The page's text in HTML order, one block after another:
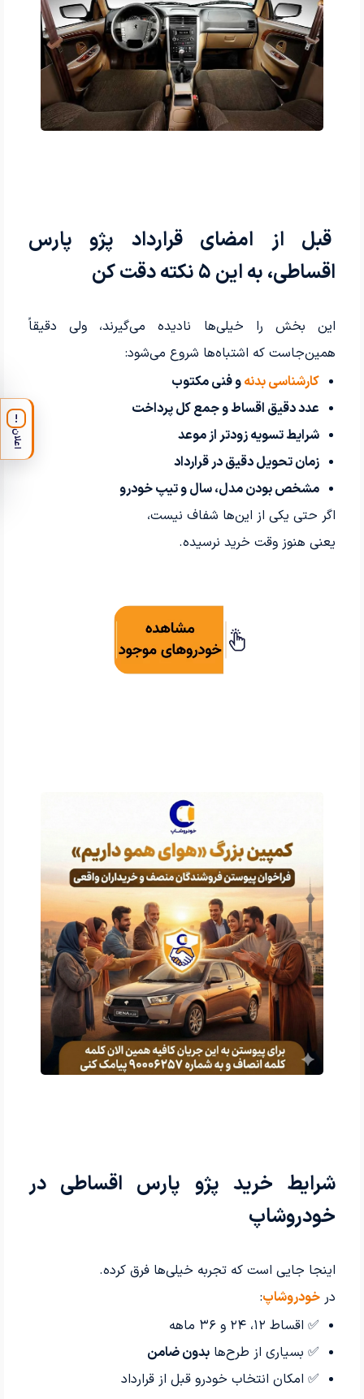
قبل از امضای قرارداد پژو پارس
اقساطی، به این ۵ نکته دقت کن
این بخش را خیلی‌ها نادیده می‌گیرند، ولی دقیقاً
همین‌جاست که اشتباه‌ها شروع می‌شود:
کارشناسی بدنهو فنی مکتوب
عدد دقیق اقساط و جمع کل پرداخت
شرایط تسویه زودتر از موعد
زمان تحویل دقیق در قرارداد
مشخص بودن مدل، سال و تیپ خودرو
اگر حتی یکی از این‌ها شفاف نیست،
یعنی هنوز وقت خرید نرسیده.
شرایط خرید پژو پارس اقساطی در
خودروشاپ
اینجا جایی است که تجربه خیلی‌ها فرق کرده.
در خودروشاپ:
✅ اقساط ۱۲، ۲۴ و ۳۶ ماهه
✅ بسیاری از طرح‌ها بدون ضامن
✅ امکان انتخاب خودرو قبل از قرارداد
!
اعلان